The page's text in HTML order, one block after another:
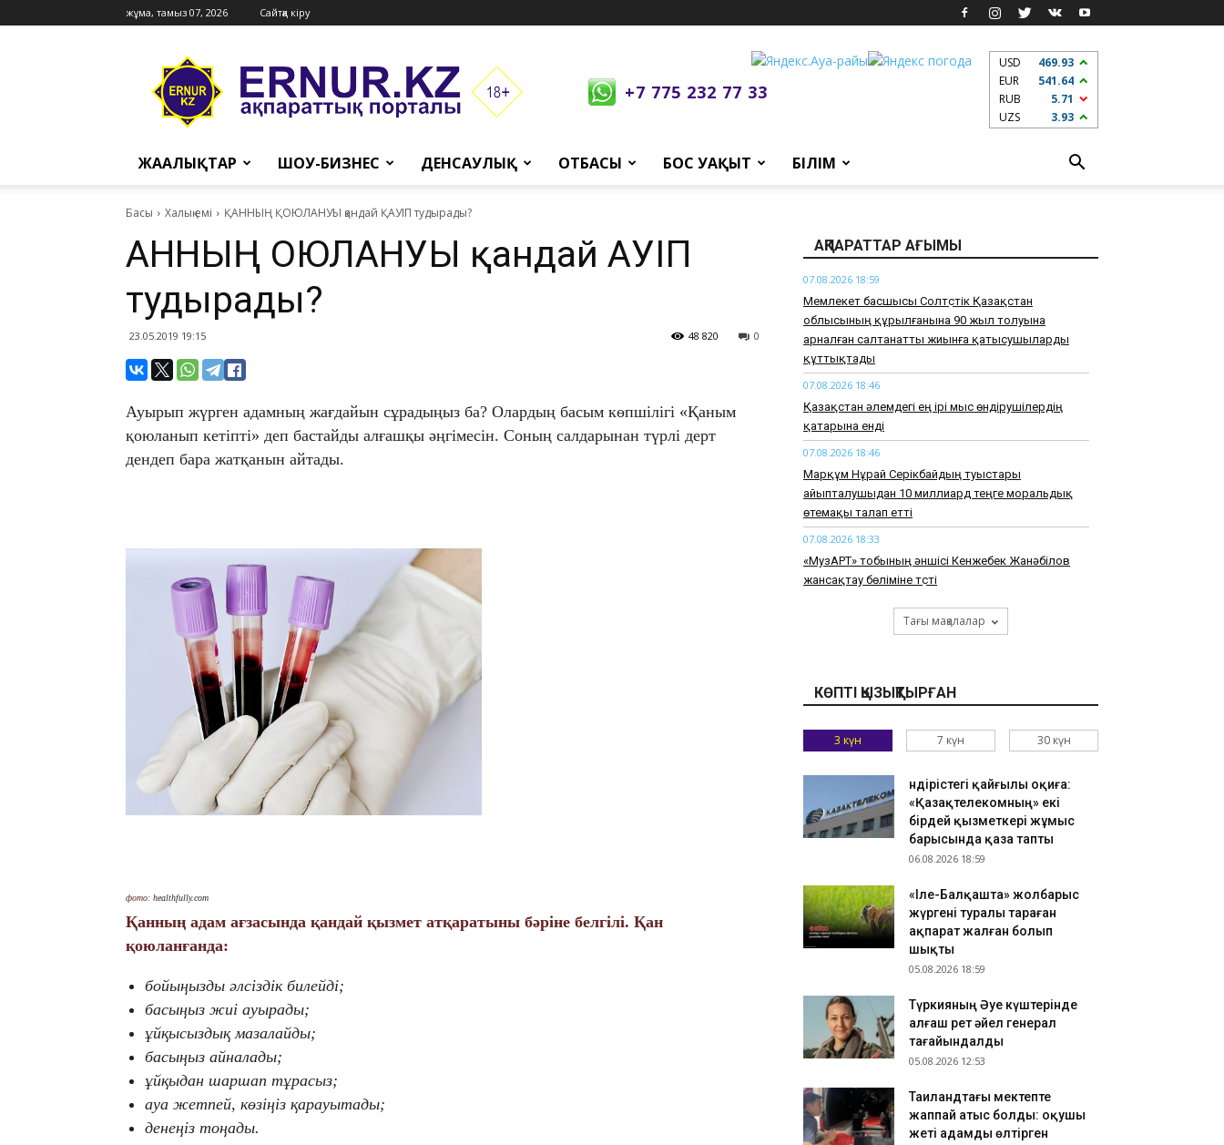
жұма, тамыз 07, 2026 Сайтқа кіру
Ernur
Press
+7 775 232 77 33
USD
469.93
EUR
541.64
RUB
5.71
UZS
3.93
ЖАҢАЛЫҚТАР ШОУ-БИЗНЕС ДЕНСАУЛЫҚ ОТБАСЫ БОС УАҚЫТ БІЛІМ
Басы Халық емі ​ҚАННЫҢ ҚОЮЛАНУЫ қандай ҚАУІП тудырады?
​ҚАННЫҢ ҚОЮЛАНУЫ қандай ҚАУІП
тудырады?
23.05.2019 19:15 0
48 820
Ауырып жүрген адамның жағдайын сұрадыңыз ба? Олардың басым көпшілігі «Қаным
қоюланып кетіпті» деп бастайды алғашқы әңгімесін. Соның салдарынан түрлі дерт
дендеп бара жатқанын айтады.
фото: healthfully.com
Қанның адам ағзасында қандай қызмет атқаратыны бәріне белгілі. Қан
қоюланғанда:
бойыңызды әлсіздік билейді;
басыңыз жиі ауырады;
ұйқысыздық мазалайды;
басыңыз айналады;
ұйқыдан шаршап тұрасыз;
ауа жетпей, көзіңіз қарауытады;
денеңіз тоңады.
АҚПАРАТТАР АҒЫМЫ
07.08.2026 18:59
Мемлекет басшысы Солтүстік Қазақстан
облысының құрылғанына 90 жыл толуына
арналған салтанатты жиынға қатысушыларды
құттықтады
07.08.2026 18:46
Қазақстан әлемдегі ең ірі мыс өндірушілердің
қатарына енді
07.08.2026 18:46
Марқұм Нұрай Серікбайдың туыстары
айыпталушыдан 10 миллиард теңге моральдық
өтемақы талап етті
07.08.2026 18:33
«МузАРТ» тобының әншісі Кенжебек Жанәбілов
жансақтау бөліміне түсті
Қытайдан 2,7 млрд теңгенің тауарын заңсыз
Қазақстандық ескек есушілер Азия
07.08.2026 17:54
07.08.2026 17:41
​Танымал курорттағы қорық қызметкерін
ТҮРКІСТАН: Жыл сайын 280 млн текше метр су
үнемделеді
07.08.2026 17:35
​Шымкентте туберкулез бойынша
Тағы мақалалар
КӨПТІ ҚЫЗЫҚТЫРҒАН
3 күн 7 күн 30 күн
Өндірістегі қайғылы оқиға:
«Қазақтелекомның» екі
бірдей қызметкері жұмыс
барысында қаза тапты
06.08.2026 18:59
«Іле-Балқашта» жолбарыс
жүргені туралы тараған
ақпарат жалған болып
шықты
05.08.2026 18:59
Түркияның Әуе күштерінде
алғаш рет әйел генерал
тағайындалды
05.08.2026 12:53
Таиландтағы мектепте
жаппай атыс болды: оқушы
жеті адамды өлтірген